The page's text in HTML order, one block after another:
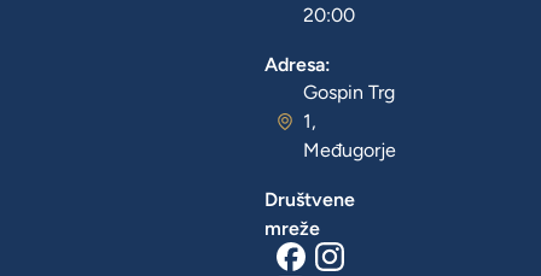
20:00
Adresa:
Gospin Trg
1,
Međugorje
Društvene
mreže